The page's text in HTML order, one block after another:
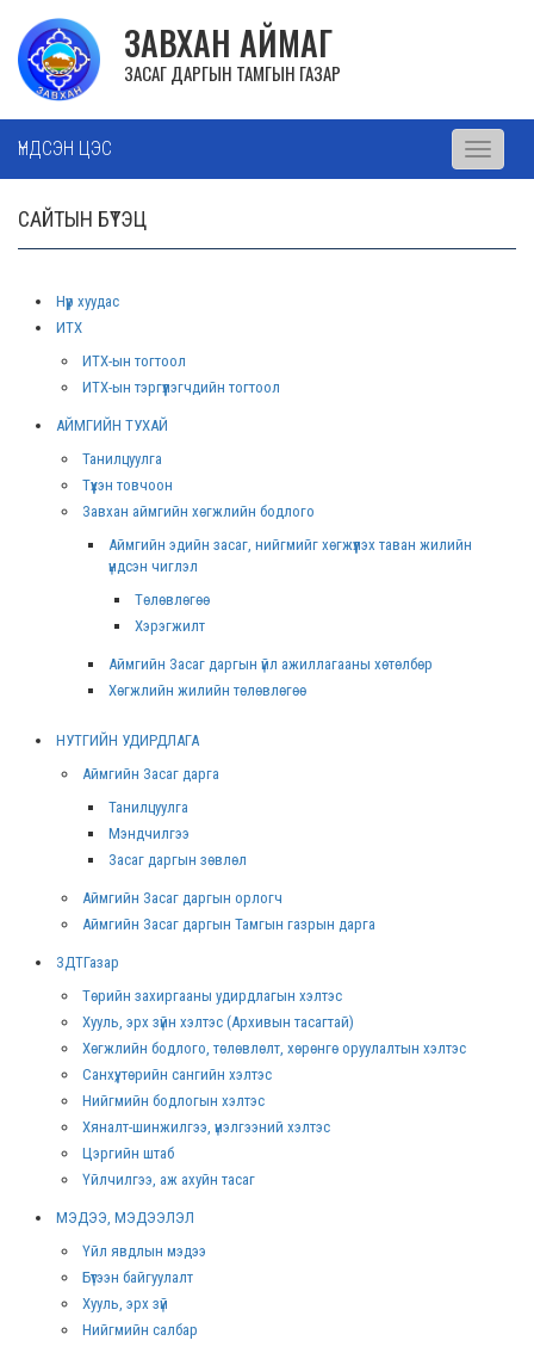
ЗАВХАН АЙМАГ
ЗАСАГ ДАРГЫН ТАМГЫН ГАЗАР
ҮНДСЭН ЦЭС
Toggle
САЙТЫН БҮТЭЦ
Нүүр хуудас
ИТХ
ИТХ-ын тогтоол
ИТХ-ын тэргүүлэгчдийн тогтоол
АЙМГИЙН ТУХАЙ
Танилцуулга
Түүхэн товчоон
Завхан аймгийн хөгжлийн бодлого
Аймгийн эдийн засаг, нийгмийг хөгжүүлэх таван жилийн
үндсэн чиглэл
Төлөвлөгөө
Хэрэгжилт
Аймгийн Засаг даргын үйл ажиллагааны хөтөлбөр
Хөгжлийн жилийн төлөвлөгөө
НУТГИЙН УДИРДЛАГА
Аймгийн Засаг дарга
Танилцуулга
Мэндчилгээ
Засаг даргын зөвлөл
Аймгийн Засаг даргын орлогч
Аймгийн Засаг даргын Тамгын газрын дарга
ЗДТГазар
Төрийн захиргааны удирдлагын хэлтэс
Хууль, эрх зүйн хэлтэс (Архивын тасагтай)
Хөгжлийн бодлого, төлөвлөлт, хөрөнгө оруулалтын хэлтэс
Санхүү, төрийн сангийн хэлтэс
Нийгмийн бодлогын хэлтэс
Хяналт-шинжилгээ, үнэлгээний хэлтэс
Цэргийн штаб
Үйлчилгээ, аж ахуйн тасаг
МЭДЭЭ, МЭДЭЭЛЭЛ
Үйл явдлын мэдээ
Бүтээн байгуулалт
Хууль, эрх зүй
Нийгмийн салбар